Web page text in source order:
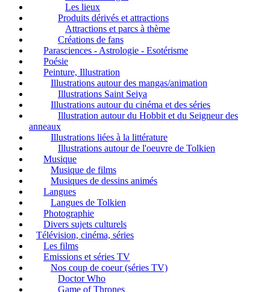
Les lieux
Produits dérivés et attractions
Attractions et parcs à thème
Créations de fans
Parasciences - Astrologie - Esotérisme
Poésie
Peinture, Illustration
Illustrations autour des mangas/animation
Illustrations Saint Seiya
Illustrations autour du cinéma et des séries
Illustration autour du Hobbit et du Seigneur des
anneaux
Illustrations liées à la littérature
Illustrations autour de l'oeuvre de Tolkien
Musique
Musique de films
Musiques de dessins animés
Langues
Langues de Tolkien
Photographie
Divers sujets culturels
Télévision, cinéma, séries
Les films
Emissions et séries TV
Nos coup de coeur (séries TV)
Doctor Who
Game of Thrones